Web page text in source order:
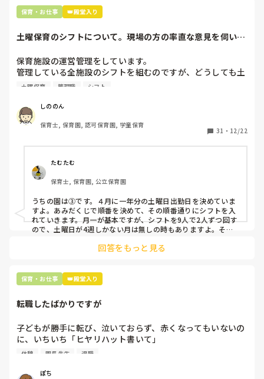
辞めることは逃げ、と、過去辞めた人も何年も言われ続けて
います
保育・お仕事 👑殿堂入り
土曜保育のシフトについて。現場の方の率直な意見を伺いた
保育施設の運営管理をしています。
管理している全施設のシフトを組むのですが、どうしても土
曜保育だけは入れる方が少なく、いつも苦労しています。
て入職しているはずですが、いざ勤務が始まると一日も土曜
出勤が出来ない方ばかりです。
①土曜日の希望休は2日まで、と制限をかける
②毎月、必ず土曜保育に入ることのできる日を1日だけピッ
クアップしてもらう
③仮シフトが出た時、土曜出勤が難しければ自身で代わりの
人を交渉して見つけてもらう
上記のいずれかの対策を取り入れることを考えています。
土曜保育 管理職 シフト
しののん
保育士, 保育園, 認可保育園, 学童保育
31 ・ 12/22
たむたむ
保育士, 保育園, 公立保育園
うちの園は③です。４月に一年分の土曜日出勤日を決めていま
すよ。あみだくじで順番を決めて、その順番通りにシフトを入
れていきます。月一が基本ですが、シフトを9人で2人ずつ回す
ので、土曜日が4週しかない月は無しの時もありますよ。その
て貰い、主任に報告してます。
回答をもっと見る
保育・お仕事 👑殿堂入り
転職したばかりですが
子どもが勝手に転び、泣いておらず、赤くなってもいないの
に、いちいち「ヒヤリハット書いて」
と書かされ
（そう言う本人は書かない）
休憩 園長先生 退職
ぽち